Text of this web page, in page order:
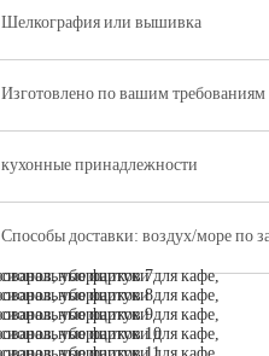
Шелкография или вышивка
Изготовлено по вашим
кухонные принадлежности
Способы доставки: воздух/море по